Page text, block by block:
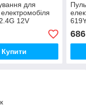
для
12V
Купити
2.4G
686